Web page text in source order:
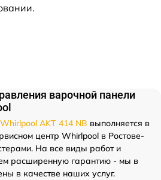
варочной панели
AKT 414 NB выполняется в
центр Whirlpool в Ростове-
На все виды работ и
расширенную гарантию - мы в
в качестве наших услуг.